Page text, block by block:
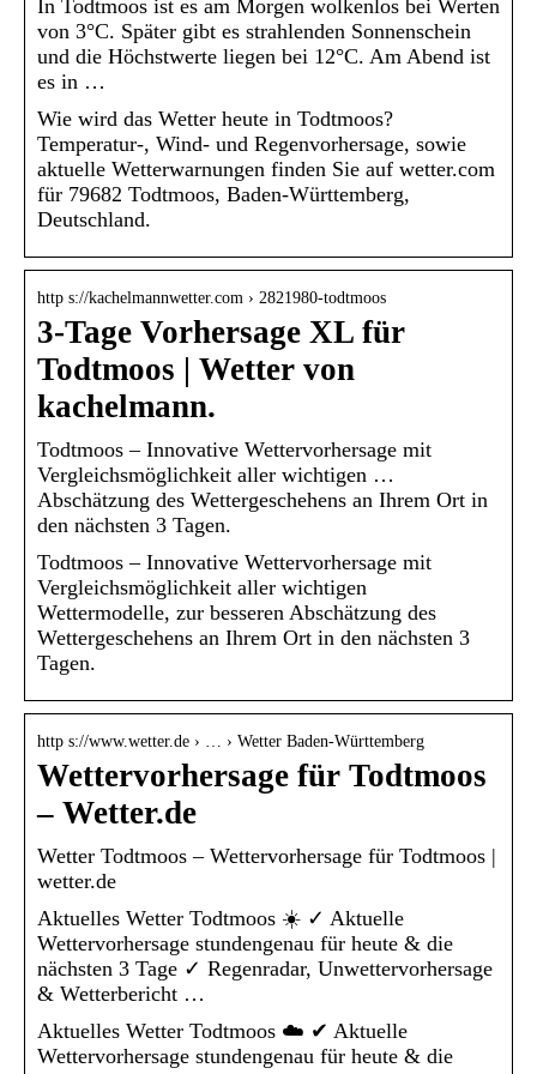
In Todtmoos ist es am Morgen wolkenlos bei Werten
von 3°C. Später gibt es strahlenden Sonnenschein
und die Höchstwerte liegen bei 12°C. Am Abend ist
es in …
Wie wird das Wetter heute in Todtmoos?
Temperatur-, Wind- und Regenvorhersage, sowie
aktuelle Wetterwarnungen finden Sie auf wetter.com
für 79682 Todtmoos, Baden-Württemberg,
Deutschland.
http s://kachelmannwetter.com › 2821980-todtmoos
3-Tage Vorhersage XL für
Todtmoos | Wetter von
kachelmann.
Todtmoos – Innovative Wettervorhersage mit
Vergleichsmöglichkeit aller wichtigen …
Abschätzung des Wettergeschehens an Ihrem Ort in
den nächsten 3 Tagen.
Todtmoos – Innovative Wettervorhersage mit
Vergleichsmöglichkeit aller wichtigen
Wettermodelle, zur besseren Abschätzung des
Wettergeschehens an Ihrem Ort in den nächsten 3
Tagen.
http s://www.wetter.de › … › Wetter Baden-Württemberg
Wettervorhersage für Todtmoos
– Wetter.de
Wetter Todtmoos – Wettervorhersage für Todtmoos |
wetter.de
Aktuelles Wetter Todtmoos ☀️ ✓ Aktuelle
Wettervorhersage stundengenau für heute & die
nächsten 3 Tage ✓ Regenradar, Unwettervorhersage
& Wetterbericht …
Aktuelles Wetter Todtmoos ☁️ ✔ Aktuelle
Wettervorhersage stundengenau für heute & die